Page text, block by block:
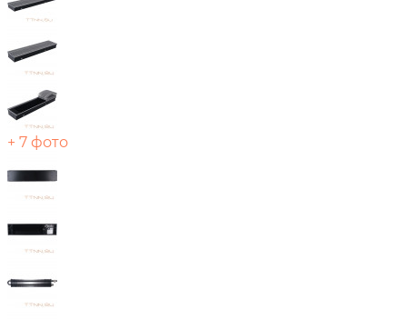
+ 7 фото